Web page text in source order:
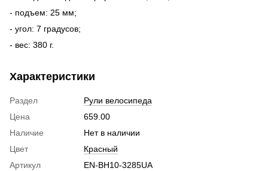
- подъем: 25 мм;
- угол: 7 градусов;
- вес: 380 г.
Характеристики
Раздел
Рули велосипеда
Цена
659.00
Наличие
Нет в наличии
Цвет
Красный
Артикул
EN-BH10-3285UA